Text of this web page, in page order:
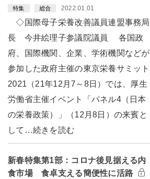
特集 総合 2022.01.01
◇国際母子栄養改善議員連盟事務局
長 今井絵理子参議院議員 各国政
府、国際機関、企業、学術機関などが
参加した政府主催の東京栄養サミット
2021（21年12月7～8日）では、厚生
労働省主催イベント「パネル4（日本
の栄養政策）」（12月8日）の来賓と
して…続きを読む
新春特集第1部：コロナ後見据える内
食市場 食卓支える簡便性に活路